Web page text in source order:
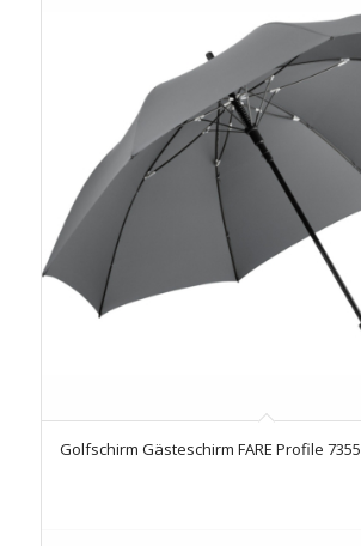
Golfschirm Gästeschirm FARE Profile 7355